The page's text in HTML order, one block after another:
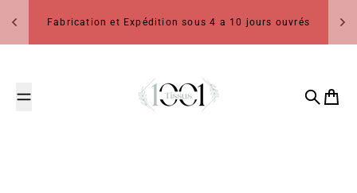
Fabrication et Expédition sous 4 a 10 jours ouvrés
Panier